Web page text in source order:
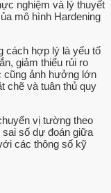
nghiệm và lý thuyết
mô hình Hardening
cách hợp lý là yếu tố
giảm thiểu rủi ro
cũng ảnh hưởng lớn
chẽ và tuân thủ quy
vị tường theo
sai số dự đoán giữa
các thông số kỹ